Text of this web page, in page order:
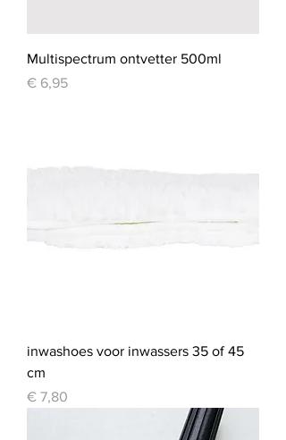
Multispectrum ontvetter 500ml
Prijs
€ 6,95
inwashoes voor inwassers 35 of 45
cm
Prijs
€ 7,80